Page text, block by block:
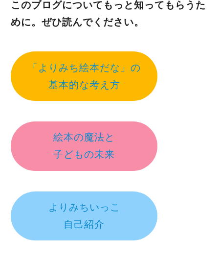
このブログについてもっと知ってもらうた
めに。ぜひ読んでください。
「よりみち絵本だな」の
基本的な考え方
絵本の魔法と
子どもの未来
よりみちいっこ
自己紹介